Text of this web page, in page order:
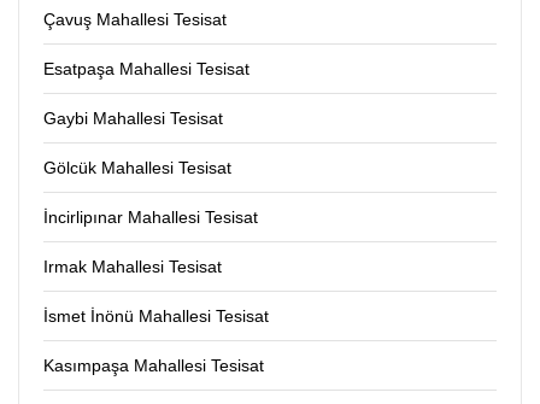
Çavuş Mahallesi Tesisat
Esatpaşa Mahallesi Tesisat
Gaybi Mahallesi Tesisat
Gölcük Mahallesi Tesisat
İncirlipınar Mahallesi Tesisat
Irmak Mahallesi Tesisat
İsmet İnönü Mahallesi Tesisat
Kasımpaşa Mahallesi Tesisat